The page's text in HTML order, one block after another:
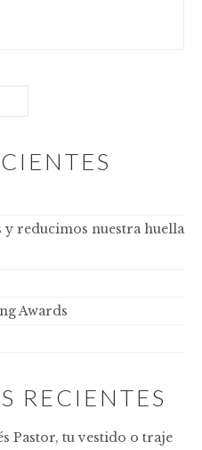
y reducimos nuestra huella
Awards
RECIENTES
Pastor, tu vestido o traje